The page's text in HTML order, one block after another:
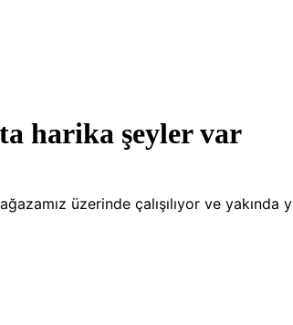
harika şeyler var
üzerinde çalışılıyor ve yakında